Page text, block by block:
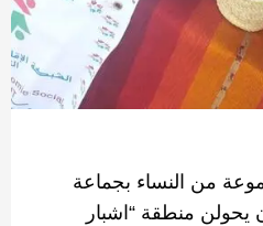
من النساء بجماعة
يحولن منطقة “ اشبار